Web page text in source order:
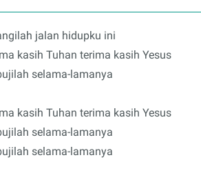
jalan hidupku ini
kasih Tuhan terima kasih Yesus
selama-lamanya
kasih Tuhan terima kasih Yesus
selama-lamanya
selama-lamanya